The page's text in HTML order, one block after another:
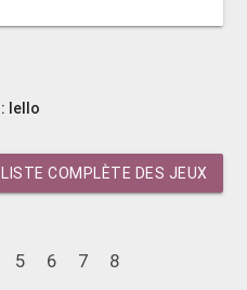
Iello
LISTE COMPLÈTE DES JEUX
5 6 7 8